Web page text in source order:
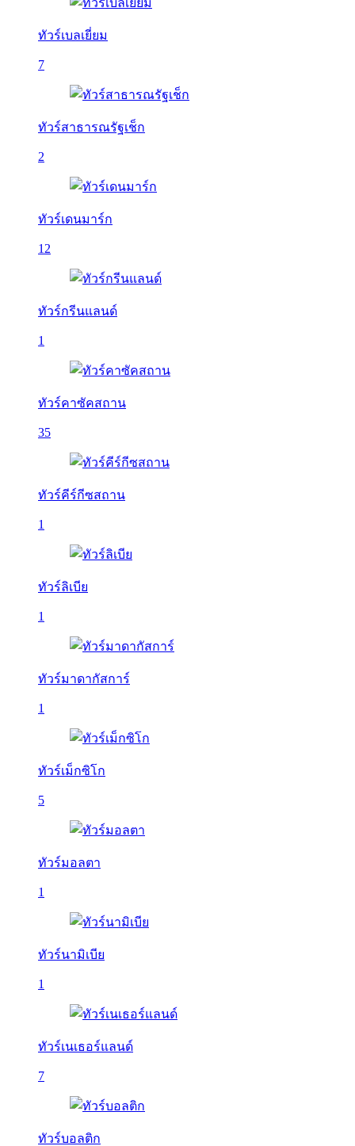
ทัวร์เบลเยี่ยม
7
ทัวร์สาธารณรัฐเช็ก
2
ทัวร์เดนมาร์ก
12
ทัวร์กรีนแลนด์
1
ทัวร์คาซัคสถาน
35
ทัวร์คีร์กีซสถาน
1
ทัวร์ลิเบีย
1
ทัวร์มาดากัสการ์
1
ทัวร์เม็กซิโก
5
ทัวร์มอลตา
1
ทัวร์นามิเบีย
1
ทัวร์เนเธอร์แลนด์
7
ทัวร์บอลติก